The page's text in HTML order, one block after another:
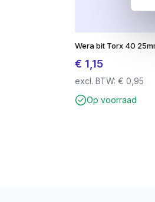
Wera bit Torx 40
€ 1,15
excl. BTW: € 0,95
Op voorraad